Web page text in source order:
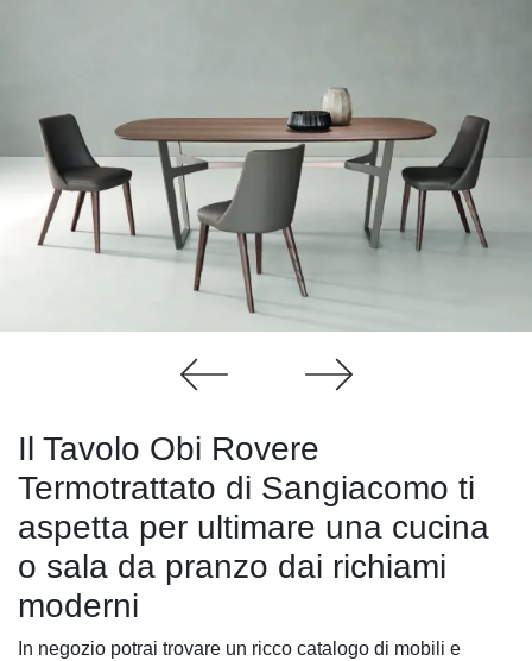
Il Tavolo Obi Rovere
Termotrattato di Sangiacomo ti
aspetta per ultimare una cucina
o sala da pranzo dai richiami
moderni
In negozio potrai trovare un ricco catalogo di mobili e